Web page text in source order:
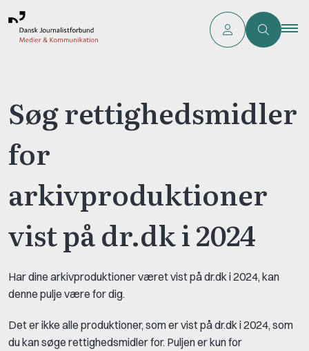
Søg rettighedsmidler
for
arkivproduktioner
vist på dr.dk i 2024
Har dine arkivproduktioner været vist på dr.dk i 2024, kan
denne pulje være for dig.
Det er ikke alle produktioner, som er vist på dr.dk i 2024, som
du kan søge rettighedsmidler for. Puljen er kun for